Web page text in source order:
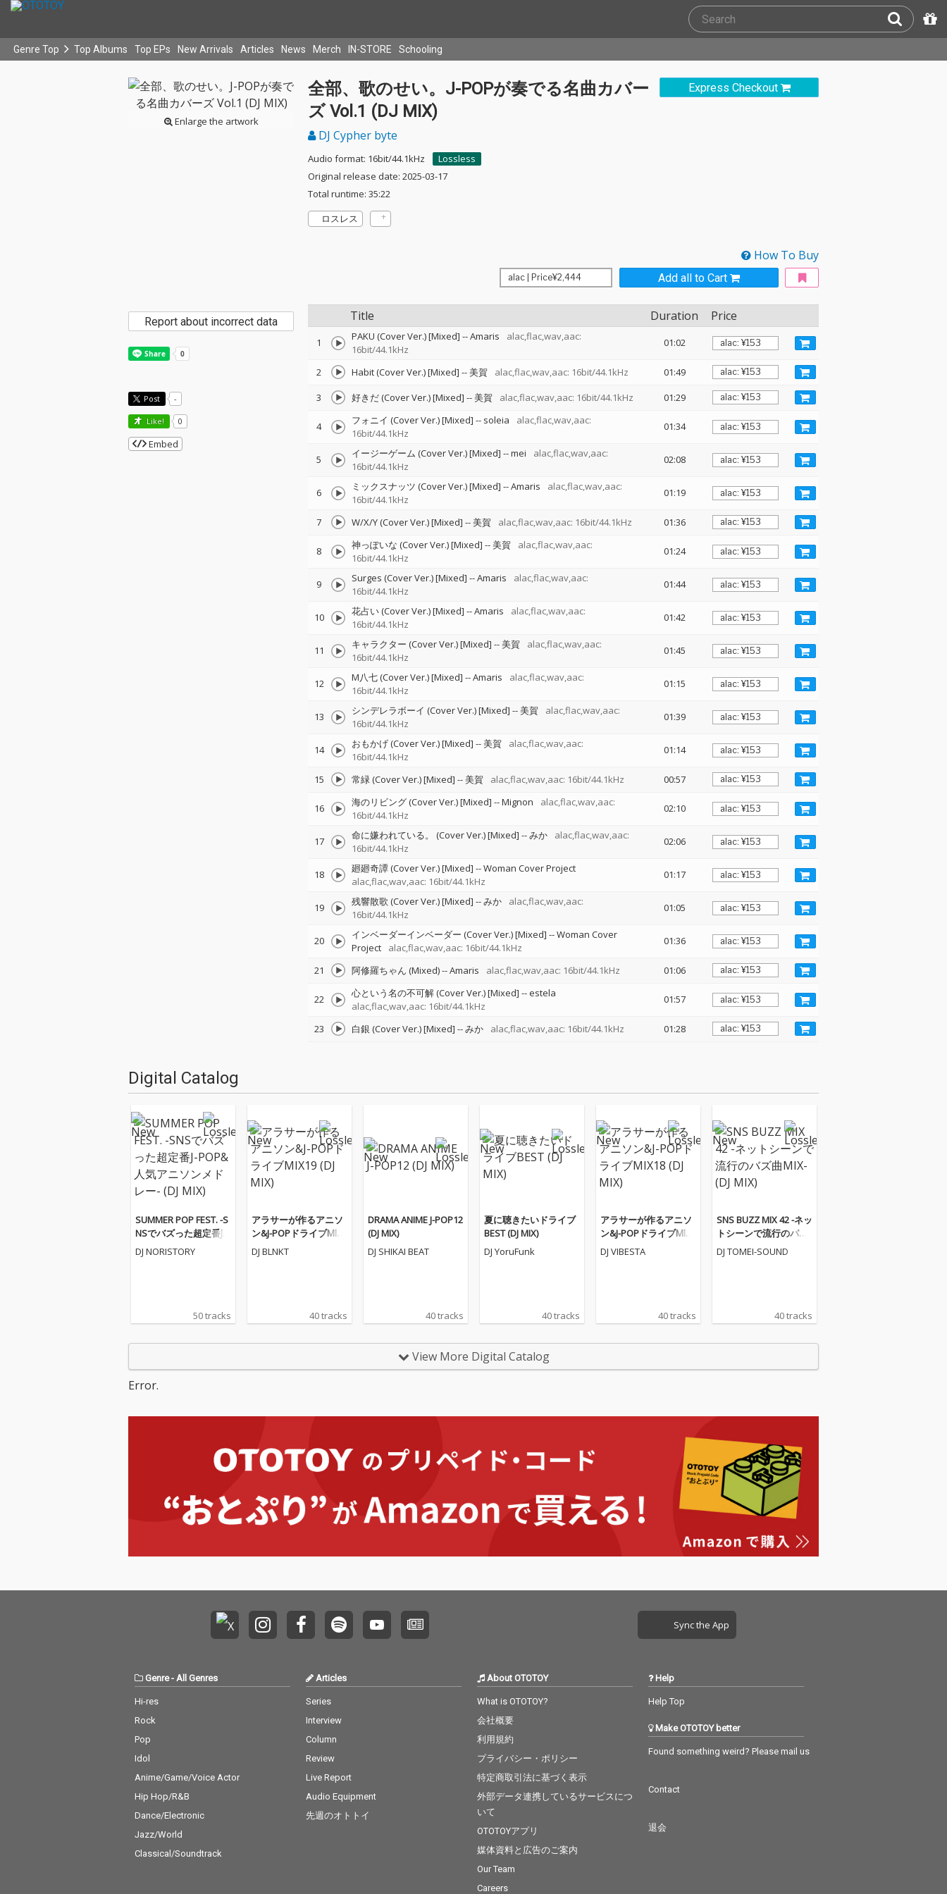
Genre Top Top Albums Top EPs New Arrivals Articles News Merch IN-STORE Schooling
Enlarge the artwork
Express Checkout
全部、歌のせい。J-POPが奏でる名曲カバー
ズ Vol.1 (DJ MIX)
DJ Cypher byte
Audio format: 16bit/44.1kHz
Lossless
Original release date: 2025-03-17
Total runtime: 35:22
ロスレス
How To Buy
Add all to Cart
Title Duration Price
1 PAKU (Cover Ver.) [Mixed] --Amaris
alac,flac,wav,aac:
16bit/44.1kHz
01:02
2 Habit (Cover Ver.) [Mixed] --美賀 alac,flac,wav,aac: 16bit/44.1kHz
01:49
3
好きだ (Cover Ver.) [Mixed] --美賀 alac,flac,wav,aac: 16bit/44.1kHz 01:29
4 フォニイ (Cover Ver.) [Mixed] -- soleia
alac,flac,wav,aac:
16bit/44.1kHz
01:34
5 イージーゲーム (Cover Ver.) [Mixed] --mei
alac,flac,wav,aac:
16bit/44.1kHz
02:08
6 ミックスナッツ (Cover Ver.) [Mixed] --Amaris
alac,flac,wav,aac:
16bit/44.1kHz
01:19
7 W/X/Y (Cover Ver.) [Mixed] --美賀 alac,flac,wav,aac: 16bit/44.1kHz 01:36
8 神っぽいな (Cover Ver.) [Mixed] --美賀
alac,flac,wav,aac:
16bit/44.1kHz
01:24
9 Surges (Cover Ver.) [Mixed] --Amaris
alac,flac,wav,aac:
16bit/44.1kHz
01:44
10 花占い (Cover Ver.) [Mixed] --Amaris
alac,flac,wav,aac:
16bit/44.1kHz
01:42
11 キャラクター (Cover Ver.) [Mixed] --美賀
alac,flac,wav,aac:
16bit/44.1kHz
01:45
12 M八七 (Cover Ver.) [Mixed] --Amaris
alac,flac,wav,aac:
16bit/44.1kHz
01:15
13 シンデレラボーイ (Cover Ver.) [Mixed] --美賀
alac,flac,wav,aac:
16bit/44.1kHz
01:39
14 おもかげ (Cover Ver.) [Mixed] --美賀
alac,flac,wav,aac:
16bit/44.1kHz
01:14
15 常緑 (Cover Ver.) [Mixed] --美賀 alac,flac,wav,aac: 16bit/44.1kHz 00:57
16 海のリビング (Cover Ver.) [Mixed] --Mignon
alac,flac,wav,aac:
16bit/44.1kHz
02:10
17 命に嫌われている。 (Cover Ver.) [Mixed] --みか
alac,flac,wav,aac:
16bit/44.1kHz
02:06
18 廻廻奇譚 (Cover Ver.) [Mixed] --Woman Cover Project
alac,flac,wav,aac: 16bit/44.1kHz
01:17
19 残響散歌 (Cover Ver.) [Mixed] --みか
alac,flac,wav,aac:
16bit/44.1kHz
01:05
20 インベーダーインベーダー (Cover Ver.) [Mixed] --Woman Cover
Project
alac,flac,wav,aac: 16bit/44.1kHz
01:36
21 阿修羅ちゃん (Mixed)--Amaris alac,flac,wav,aac: 16bit/44.1kHz 01:06
22 心という名の不可解 (Cover Ver.) [Mixed] --estela
alac,flac,wav,aac: 16bit/44.1kHz
01:57
23 白銀 (Cover Ver.) [Mixed] --みか alac,flac,wav,aac: 16bit/44.1kHz 01:28
Report about incorrect data
Post -
Like! 0
Embed
Digital Catalog
SUMMER POP FEST. -S
NSでバズった超定番J-P
OP&人気アニソンメド
レー- (DJ MIX)
DJ NORISTORY
50 tracks
アラサーが作るアニソ
ン&J-POPドライブMIX1
9 (DJ MIX)
DJ BLNKT
40 tracks
DRAMA ANIME J-POP12
(DJ MIX)
DJ SHIKAI BEAT
40 tracks
夏に聴きたいドライブ
BEST (DJ MIX)
DJ YoruFunk
40 tracks
アラサーが作るアニソ
ン&J-POPドライブMIX1
8 (DJ MIX)
DJ VIBESTA
40 tracks
SNS BUZZ MIX 42 -ネッ
トシーンで流行のバズ
曲MIX- (DJ MIX)
DJ TOMEI-SOUND
40 tracks
View More Digital Catalog
Error.
Sync the App
Genre- All Genres
Hi-res
Rock
Pop
Idol
Anime/Game/Voice Actor
Hip Hop/R&B
Dance/Electronic
Jazz/World
Classical/Soundtrack
Articles
Series
Interview
Column
Review
Live Report
Audio Equipment
先週のオトトイ
About OTOTOY
What is OTOTOY?
会社概要
利用規約
プライバシー・ポリシー
特定商取引法に基づく表示
外部データ連携しているサービスにつ
いて
OTOTOYアプリ
媒体資料と広告のご案内
Our Team
Careers
Help
Help Top
Make OTOTOY better
Found something weird? Please mail us
Contact
退会